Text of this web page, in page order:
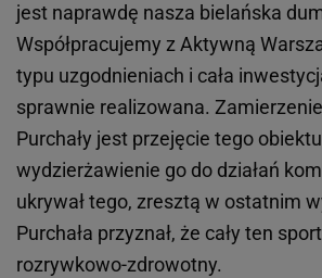
jest naprawdę nasza bielańska
Współpracujemy z Aktywną
typu uzgodnieniach i cała
sprawnie realizowana.
Purchały jest przejęcie tego
wydzierżawienie go do działań
ukrywał tego, zresztą w ostatnim
Purchała przyznał, że cały ten
rozrywkowo-zdrowotny.